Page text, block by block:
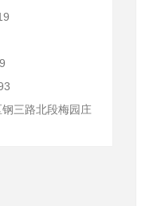
三路北段梅园庄